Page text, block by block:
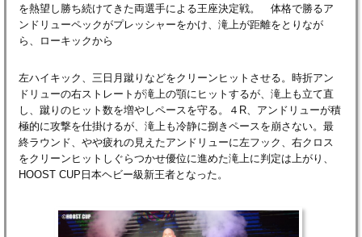
を熱望し勝ち続けてきた両選手による王座決定戦。 体格で勝るア
ンドリューペックがプレッシャーをかけ、滝上が距離をとりなが
ら、ローキックから
左ハイキック、三日月蹴りなどをクリーンヒットさせる。時折アン
ドリューの右ストレートが滝上の顎にヒットするが、滝上も立て直
し、蹴りのヒット数を増やしペースを守る。４R、アンドリューが積
極的に攻撃を仕掛けるが、滝上も冷静に捌きペースを崩さない。最
終ラウンド、やや疲れの見えたアンドリューに左フック、右クロス
をクリーンヒットしぐらつかせ優位に進めた滝上に判定は上がり、
HOOST CUP日本ヘビー級新王者となった。